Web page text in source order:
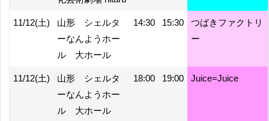
11/12(土)
山形 シェルタ
ーなんようホー
ル 大ホール
14:30 15:30
つばきファクトリ
ー
11/12(土)
山形 シェルタ
ーなんようホー
ル 大ホール
18:00 19:00 Juice=Juice